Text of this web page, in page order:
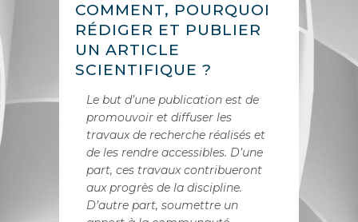
COMMENT, POURQUOI
RÉDIGER ET PUBLIER
UN ARTICLE
SCIENTIFIQUE ?
Le but d’une publication est de
promouvoir et diffuser les
travaux de recherche réalisés et
de les rendre accessibles. D’une
part, ces travaux contribueront
aux progrès de la discipline.
D’autre part, soumettre un